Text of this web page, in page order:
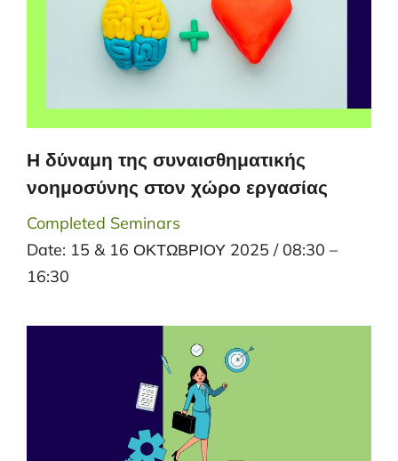
Η δύναμη της συναισθηματικής
νοημοσύνης στον χώρο εργασίας
Completed Seminars
Date: 15 & 16 ΟΚΤΩΒΡΙΟΥ 2025 / 08:30 –
16:30